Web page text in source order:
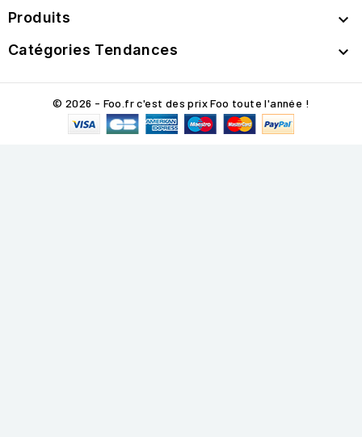
Produits 
Catégories Tendances 
© 2026 - Foo.fr c'est des prix Foo toute l'année !